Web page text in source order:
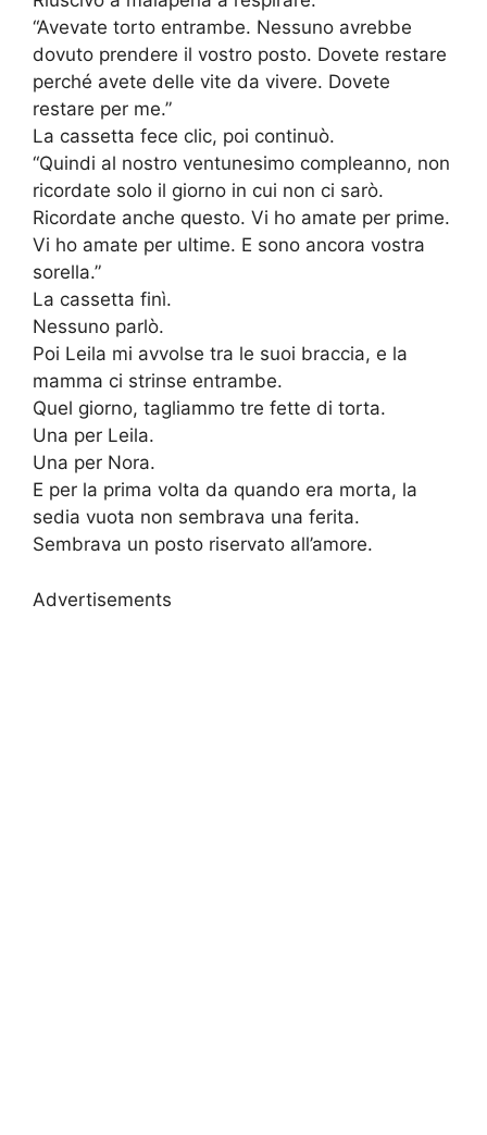
“Avevate torto entrambe. Nessuno avrebbe
dovuto prendere il vostro posto. Dovete restare
perché avete delle vite da vivere. Dovete
restare per me.”
La cassetta fece clic, poi continuò.
“Quindi al nostro ventunesimo compleanno, non
ricordate solo il giorno in cui non ci sarò.
Ricordate anche questo. Vi ho amate per prime.
Vi ho amate per ultime. E sono ancora vostra
sorella.”
La cassetta finì.
Nessuno parlò.
Poi Leila mi avvolse tra le suoi braccia, e la
mamma ci strinse entrambe.
Quel giorno, tagliammo tre fette di torta.
Una per Leila.
Una per Nora.
E per la prima volta da quando era morta, la
sedia vuota non sembrava una ferita.
Sembrava un posto riservato all’amore.
Advertisements